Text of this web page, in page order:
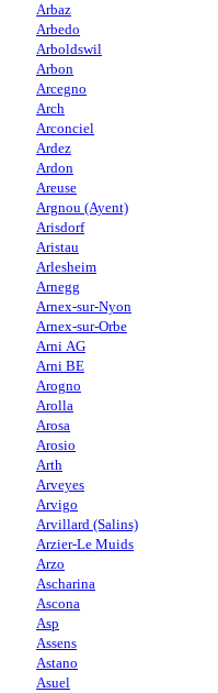
Arbaz
Arbedo
Arboldswil
Arbon
Arcegno
Arch
Arconciel
Ardez
Ardon
Areuse
Argnou (Ayent)
Arisdorf
Aristau
Arlesheim
Arnegg
Arnex-sur-Nyon
Arnex-sur-Orbe
Arni AG
Arni BE
Arogno
Arolla
Arosa
Arosio
Arth
Arveyes
Arvigo
Arvillard (Salins)
Arzier-Le Muids
Arzo
Ascharina
Ascona
Asp
Assens
Astano
Asuel